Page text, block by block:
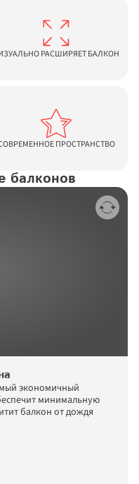
РАСШИРЯЕТ БАЛКОН
ПРОСТРАНСТВО
балконов
экономичный
минимальную
балкон от дождя